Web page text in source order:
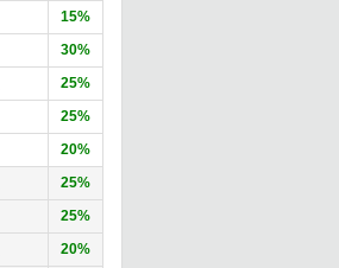
15%
30%
25%
25%
20%
25%
25%
20%